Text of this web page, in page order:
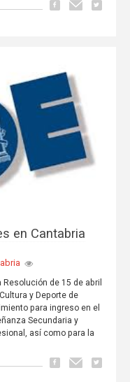
en Cantabria
Resolución de 15 de abril
y Deporte de
para ingreso en el
Secundaria y
así como para la